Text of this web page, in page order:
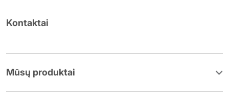
Kontaktai
Mūsų produktai